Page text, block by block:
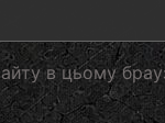
в цьому